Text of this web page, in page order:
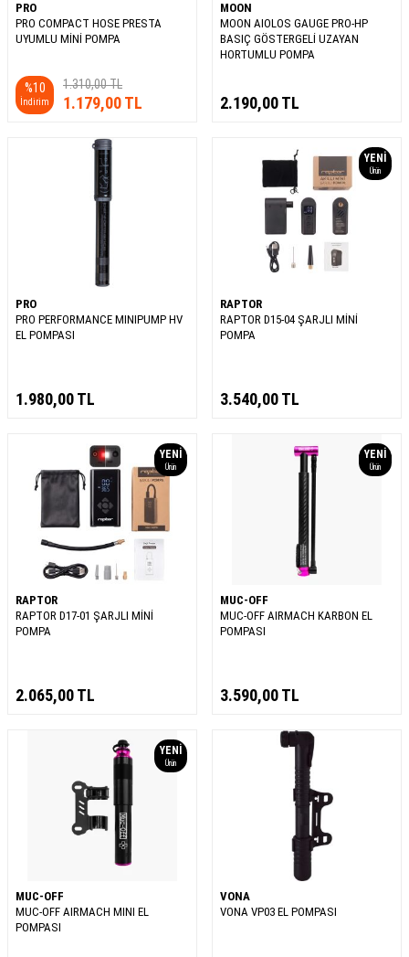
PRO
PRO COMPACT HOSE PRESTA
UYUMLU MİNİ POMPA
%10
İndirim
1.310,00TL
1.179,00TL
MOON
MOON AIOLOS GAUGE PRO-HP
BASIÇ GÖSTERGELİ UZAYAN
HORTUMLU POMPA
2.190,00TL
PRO
PRO PERFORMANCE MINIPUMP HV
EL POMPASI
1.980,00TL
YENI
Ürün
RAPTOR
RAPTOR D15-04 ŞARJLI MİNİ
POMPA
3.540,00TL
YENI
Ürün
RAPTOR
RAPTOR D17-01 ŞARJLI MİNİ
POMPA
2.065,00TL
YENI
Ürün
MUC-OFF
MUC-OFF AIRMACH KARBON EL
POMPASI
3.590,00TL
YENI
Ürün
MUC-OFF
MUC-OFF AIRMACH MINI EL
POMPASI
VONA
VONA VP03 EL POMPASI